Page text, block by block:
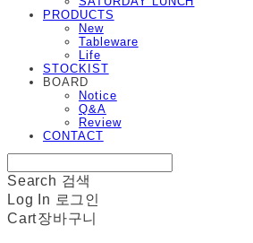
PRODUCTS
New
Tableware
Life
STOCKIST
BOARD
Notice
Q&A
Review
CONTACT
Search 검색
Log In 로그인
Cart장바구니